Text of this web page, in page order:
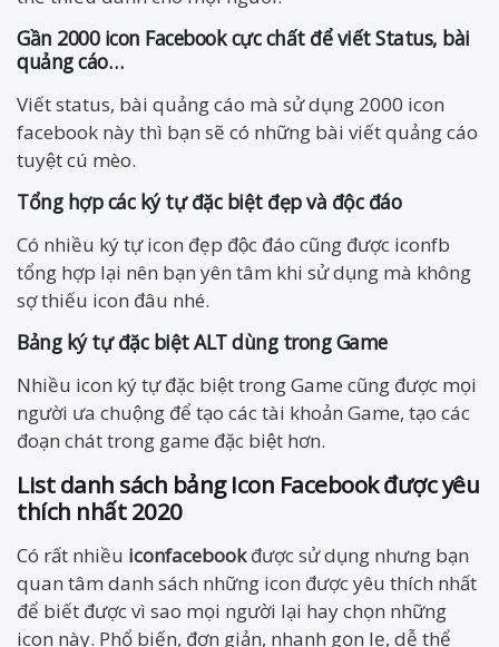
Gần 2000 icon Facebook cực chất để viết Status, bài
quảng cáo…
Viết status, bài quảng cáo mà sử dụng 2000 icon
facebook này thì bạn sẽ có những bài viết quảng cáo
tuyệt cú mèo.
Tổng hợp các ký tự đặc biệt đẹp và độc đáo
Có nhiều ký tự icon đẹp độc đáo cũng được iconfb
tổng hợp lại nên bạn yên tâm khi sử dụng mà không
sợ thiếu icon đâu nhé.
Bảng ký tự đặc biệt ALT dùng trong Game
Nhiều icon ký tự đặc biệt trong Game cũng được mọi
người ưa chuộng để tạo các tài khoản Game, tạo các
đoạn chát trong game đặc biệt hơn.
List danh sách bảngIcon Facebook được yêu
thích nhất 2020
Có rất nhiều iconfacebookđược sử dụng nhưng bạn
quan tâm danh sách những icon được yêu thích nhất
để biết được vì sao mọi người lại hay chọn những
icon này. Phổ biến, đơn giản, nhanh gọn lẹ, dễ thể